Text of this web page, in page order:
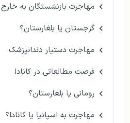
مهاجرت بازنشستگان به خارج
گرجستان یا بلغارستان؟
مهاجرت دستیار دندانپزشک
فرصت مطالعاتی در کانادا
رومانی یا بلغارستان؟
مهاجرت به اسپانیا یا کانادا؟